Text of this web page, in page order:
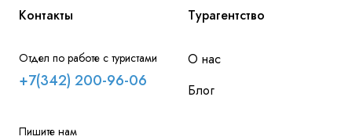
Контакты
Отдел по работе с туристами
+7(342) 200-96-06
Пишите нам
Турагентство
О нас
Блог